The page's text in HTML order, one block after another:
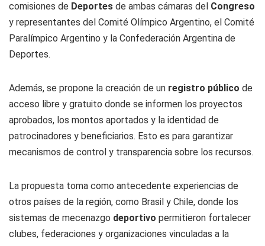
comisiones de Deportes de ambas cámaras del Congreso
y representantes del Comité Olímpico Argentino, el Comité
Paralímpico Argentino y la Confederación Argentina de
Deportes.
Además, se propone la creación de un registro público de
acceso libre y gratuito donde se informen los proyectos
aprobados, los montos aportados y la identidad de
patrocinadores y beneficiarios. Esto es para garantizar
mecanismos de control y transparencia sobre los recursos.
La propuesta toma como antecedente experiencias de
otros países de la región, como Brasil y Chile, donde los
sistemas de mecenazgo deportivo permitieron fortalecer
clubes, federaciones y organizaciones vinculadas a la